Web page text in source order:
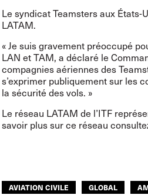
Le syndicat Teamsters aux
LATAM.
« Je suis gravement préoccupé
LAN et TAM, a déclaré le
compagnies aériennes des
s’exprimer publiquement sur les
la sécurité des vols. »
Le réseau LATAM de l’ITF
savoir plus sur ce réseau
AVIATION CIVILE GLOBAL